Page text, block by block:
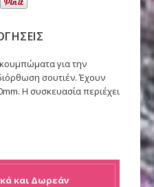
για την
σουτιέν. Έχουν
Η συσκευασία περιέχει
και Δωρεάν